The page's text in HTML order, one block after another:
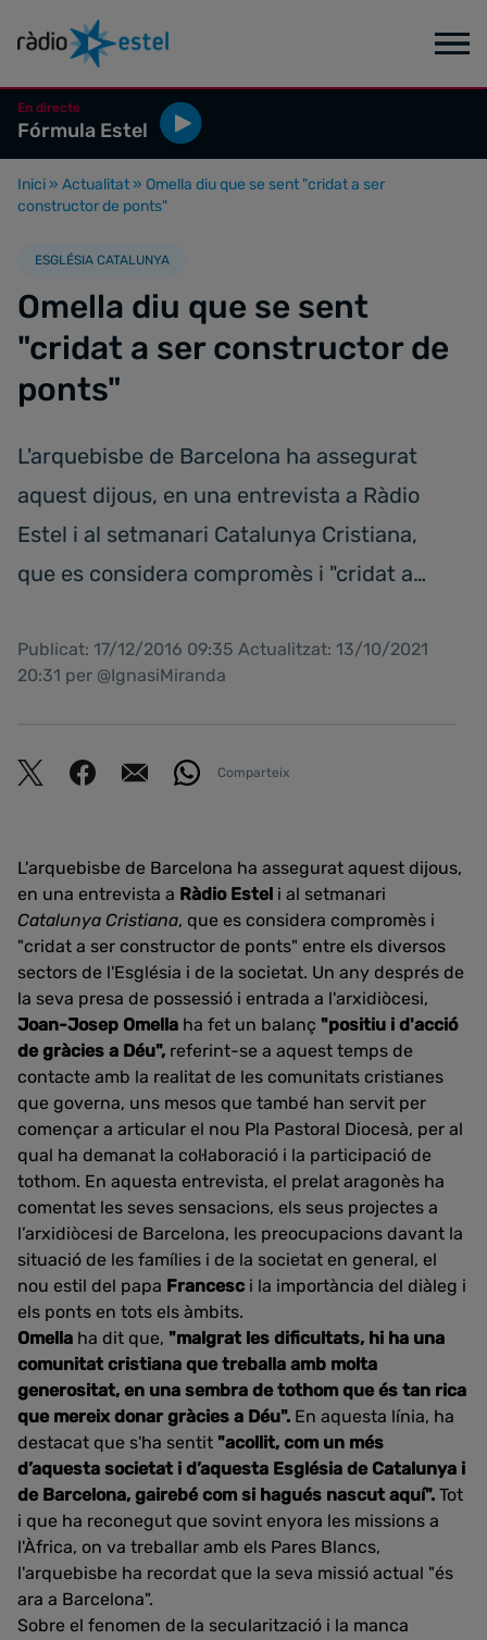
En directe
Fórmula Estel
Inici » Actualitat » Omella diu que se sent "cridat a ser
constructor de ponts"
ESGLÉSIA CATALUNYA
Omella diu que se sent
"cridat a ser constructor de
ponts"
L'arquebisbe de Barcelona ha assegurat
aquest dijous, en una entrevista a Ràdio
Estel i al setmanari Catalunya Cristiana,
que es considera compromès i "cridat a…
Publicat: 17/12/2016 09:35 Actualitzat: 13/10/2021
20:31 per @IgnasiMiranda
Comparteix
L'arquebisbe de Barcelona ha assegurat aquest dijous,
en una entrevista a Ràdio Estel i al setmanari
Catalunya Cristiana, que es considera compromès i
"cridat a ser constructor de ponts" entre els diversos
sectors de l'Església i de la societat. Un any després de
la seva presa de possessió i entrada a l'arxidiòcesi,
Joan-Josep Omella ha fet un balanç "positiu i d'acció
de gràcies a Déu", referint-se a aquest temps de
contacte amb la realitat de les comunitats cristianes
que governa, uns mesos que també han servit per
començar a articular el nou Pla Pastoral Diocesà, per al
qual ha demanat la col·laboració i la participació de
tothom. En aquesta entrevista, el prelat aragonès ha
comentat les seves sensacions, els seus projectes a
l’arxidiòcesi de Barcelona, les preocupacions davant la
situació de les famílies i de la societat en general, el
nou estil del papa Francesc i la importància del diàleg i
els ponts en tots els àmbits.
Omella ha dit que, "malgrat les dificultats, hi ha una
comunitat cristiana que treballa amb molta
generositat, en una sembra de tothom que és tan rica
que mereix donar gràcies a Déu". En aquesta línia, ha
destacat que s'ha sentit "acollit, com un més
d’aquesta societat i d’aquesta Església de Catalunya i
de Barcelona, gairebé com si hagués nascut aquí". Tot
i que ha reconegut que sovint enyora les missions a
l'Àfrica, on va treballar amb els Pares Blancs,
l'arquebisbe ha recordat que la seva missió actual "és
ara a Barcelona".
Sobre el fenomen de la secularització i la manca